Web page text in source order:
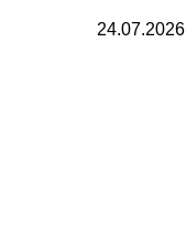
24.07.2026